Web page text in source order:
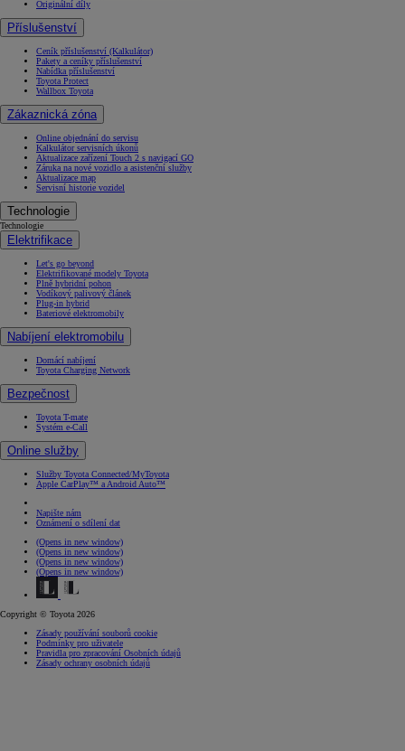
Originální díly
Příslušenství
Ceník příslušenství (Kalkulátor)
Pakety a ceníky příslušenství
Nabídka příslušenství
Toyota Protect
Wallbox Toyota
Zákaznická zóna
Online objednání do servisu
Kalkulátor servisních úkonů
Aktualizace zařízení Touch 2 s navigací GO
Záruka na nové vozidlo a asistenční služby
Aktualizace map
Servisní historie vozidel
Technologie
Technologie
Elektrifikace
Let's go beyond
Elektrifikované modely Toyota
Plně hybridní pohon
Vodíkový palivový článek
Plug-in hybrid
Bateriové elektromobily
Nabíjení elektromobilu
Domácí nabíjení
Toyota Charging Network
Bezpečnost
Toyota T-mate
Systém e-Call
Online služby
Služby Toyota Connected/MyToyota
Apple CarPlay™ a Android Auto™
Napište nám
Oznámení o sdílení dat
(Opens in new window)
(Opens in new window)
(Opens in new window)
(Opens in new window)
Copyright © Toyota 2026
Zásady používání souborů cookie
Podmínky pro uživatele
Pravidla pro zpracování Osobních údajů
Zásady ochrany osobních údajů